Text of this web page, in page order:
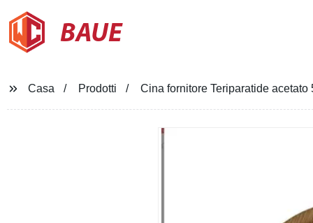
BAUE
Casa Prodotti Cina fornitore Teriparatide